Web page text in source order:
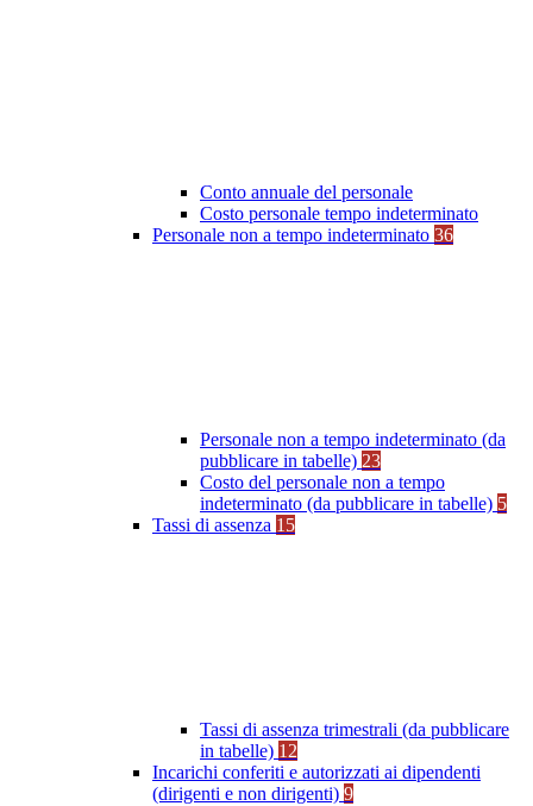
Conto annuale del personale
Costo personale tempo indeterminato
Personale non a tempo indeterminato 36
Personale non a tempo indeterminato (da
pubblicare in tabelle) 23
Costo del personale non a tempo
indeterminato (da pubblicare in tabelle) 5
Tassi di assenza 15
Tassi di assenza trimestrali (da pubblicare
in tabelle) 12
Incarichi conferiti e autorizzati ai dipendenti
(dirigenti e non dirigenti) 9